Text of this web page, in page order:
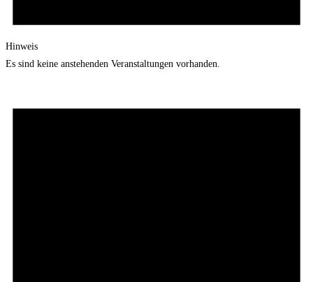
Hinweis
Es sind keine anstehenden Veranstaltungen vorhanden.